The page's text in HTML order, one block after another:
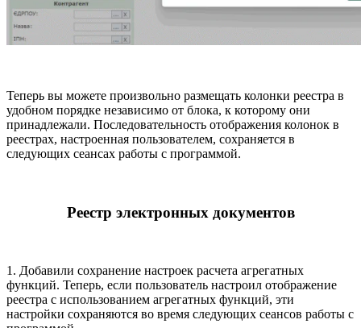
Теперь вы можете произвольно размещать колонки реестра в
удобном порядке независимо от блока, к которому они
принадлежали. Последовательность отображения колонок в
реестрах, настроенная пользователем, сохраняется в
следующих сеансах работы с программой.
Реестр электронных документов
1. Добавили сохранение настроек расчета агрегатных
функций. Теперь, если пользователь настроил отображение
реестра с использованием агрегатных функций, эти
настройки сохраняются во время следующих сеансов работы с